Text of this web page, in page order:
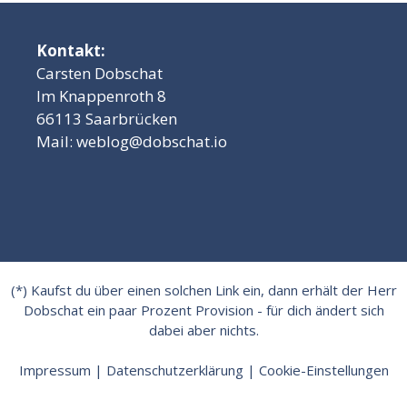
Kontakt:
Carsten Dobschat
Im Knappenroth 8
66113 Saarbrücken
Mail: weblog@dobschat.io
(*) Kaufst du über einen solchen Link ein, dann erhält der Herr
Dobschat ein paar Prozent Provision - für dich ändert sich
dabei aber nichts.
Impressum | Datenschutzerklärung| Cookie-Einstellungen